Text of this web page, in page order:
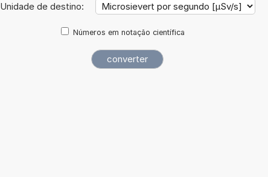
Unidade de destino:
Números em notação científica